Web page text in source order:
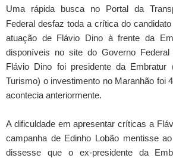
Uma rápida busca no Portal da
Federal desfaz toda a crítica do
atuação de Flávio Dino à frente da
disponíveis no site do Governo Federal
Flávio Dino foi presidente da Embratur
Turismo) o investimento no Maranhão foi
acontecia anteriormente.
A dificuldade em apresentar críticas a
campanha de Edinho Lobão mentisse
dissesse que o ex-presidente da